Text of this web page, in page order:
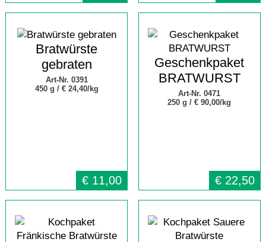
Bratwürste
gebraten
Art-Nr. 0391
450 g / € 24,40/kg
€ 11,00
Geschenkpaket
BRATWURST
Art-Nr. 0471
250 g /€ 90,00/kg
€ 22,50